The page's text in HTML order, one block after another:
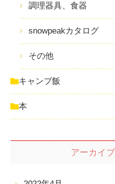
調理器具、食器
snowpeakカタログ
その他
キャンプ飯
本
アーカイブ